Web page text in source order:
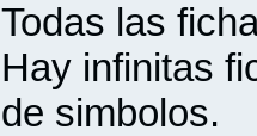
Todas las
Hay infinitas
de simbolos.